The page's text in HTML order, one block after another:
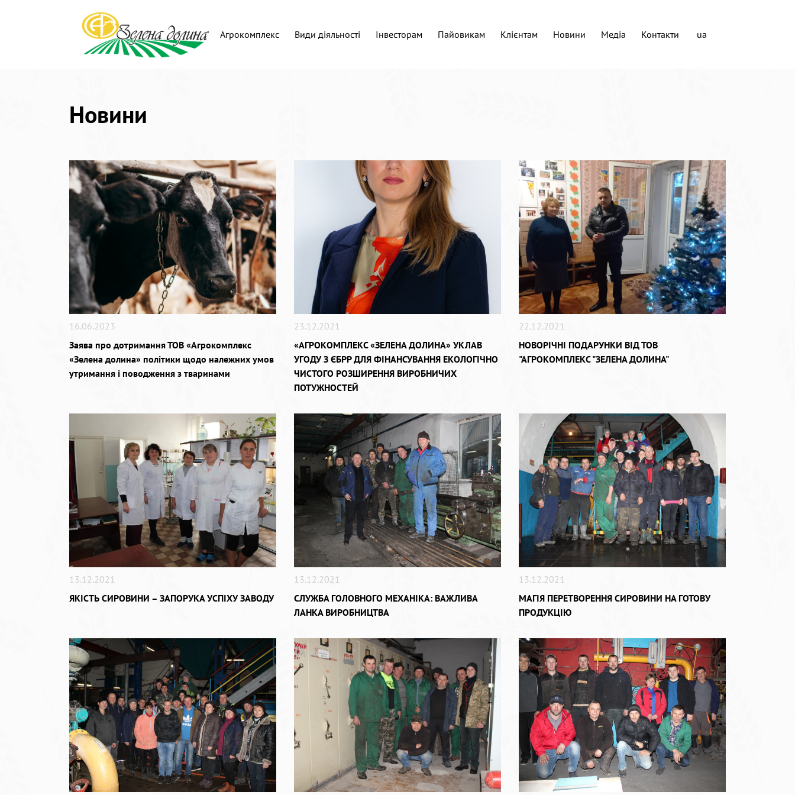
Агрокомплекс Види дiяльностi Iнвесторам Пайовикам Клієнтам Новини Медіа Контакти ua
Новини
16.06.2023
Заява про дотримання ТОВ «Агрокомплекс
«Зелена долина» політики щодо належних умов
утримання і поводження з тваринами
23.12.2021
«АГРОКОМПЛЕКС «ЗЕЛЕНА ДОЛИНА» УКЛАВ
УГОДУ З ЄБРР ДЛЯ ФІНАНСУВАННЯ ЕКОЛОГІЧНО
ЧИСТОГО РОЗШИРЕННЯ ВИРОБНИЧИХ
ПОТУЖНОСТЕЙ
22.12.2021
НОВОРІЧНІ ПОДАРУНКИ ВІД ТОВ
"АГРОКОМПЛЕКС "ЗЕЛЕНА ДОЛИНА"
13.12.2021
ЯКІСТЬ СИРОВИНИ – ЗАПОРУКА УСПІХУ ЗАВОДУ
13.12.2021
СЛУЖБА ГОЛОВНОГО МЕХАНІКА: ВАЖЛИВА
ЛАНКА ВИРОБНИЦТВА
13.12.2021
МАГІЯ ПЕРЕТВОРЕННЯ СИРОВИНИ НА ГОТОВУ
ПРОДУКЦІЮ